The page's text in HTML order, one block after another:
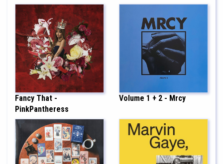
Fancy That -
PinkPantheress
Volume 1 + 2 - Mrcy